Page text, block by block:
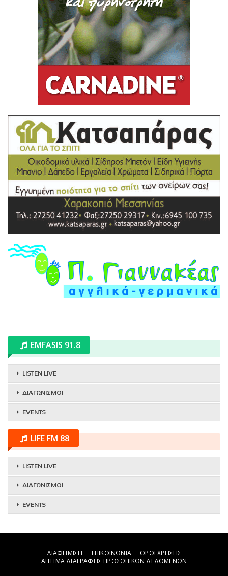
EMFASIS 91.8
LISTEN LIVE
ΔΙΑΓΩΝΙΣΜΟΙ
EVENTS
LIFE FM 88
LISTEN LIVE
ΔΙΑΓΩΝΙΣΜΟΙ
EVENTS
ΔΙΑΦΗΜΙΣΗ ΕΠΙΚΟΙΝΩΝΙΑ
ΟΡΟΙ ΧΡΗΣΗΣ
ΑΙΤΗΜΑ ΔΙΑΓΡΑΦΗΣ ΠΡΟΣΩΠΙΚΩΝ ΔΕΔΟΜΕΝΩΝ